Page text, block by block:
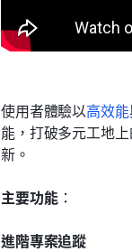
使用者體驗以高效能
能，打破多元工地
新。
主要功能：
進階專案追蹤